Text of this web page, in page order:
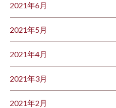
2021年6月
2021年5月
2021年4月
2021年3月
2021年2月